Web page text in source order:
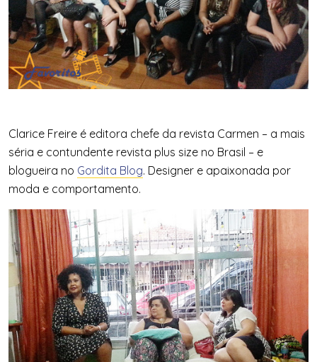
Clarice Freire é editora chefe da revista Carmen – a mais
séria e contundente revista plus size no Brasil – e
blogueira no Gordita Blog. Designer e apaixonada por
moda e comportamento.